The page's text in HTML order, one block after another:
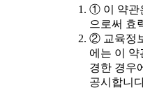
① 이 약관
으로써 효
② 교육정
에는 이 약
경한 경우
공시합니